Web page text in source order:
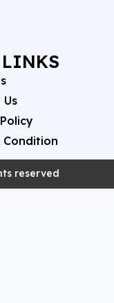
Condition
reserved